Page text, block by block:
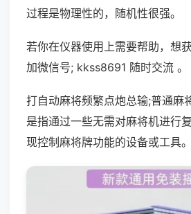
过程是物理性的，随机性很强。
若你在仪器使用上需要帮助，想
加微信号; kkss8691 随时交流 。
打自动麻将频繁点炮总输;普通麻
是指通过一些无需对麻将机进行
现控制麻将牌功能的设备或工具。